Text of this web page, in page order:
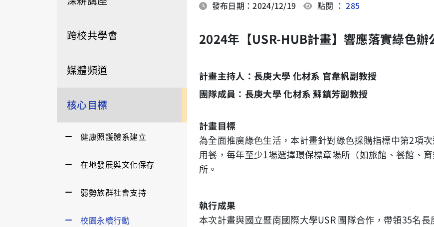
跨校共學會
媒體頻道
核心目標
健康照護體系建立
在地發展與文化保存
弱勢族群社會支持
校園永續行動
發布日期：2024/12/19 點閱 ：285
2024年【USR-HUB計畫】響應落實綠色辦
計畫主持人：長庚大學 化材系 官韋帆副教授
團隊成員：長庚大學 化材系 蘇鎮芳副教授
計畫目標
為全面推廣綠色生活，本計畫針對綠色採購指標中第2項
用餐，每年至少1場選擇環保標章場所（如旅館、餐館、
所。
執行成果
本次計畫與國立暨南國際大學USR團隊合作，帶領35名長